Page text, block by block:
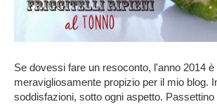
Se dovessi fare un resoconto, l'anno 2014 è
meravigliosamente propizio per il mio blog.
soddisfazioni, sotto ogni aspetto.